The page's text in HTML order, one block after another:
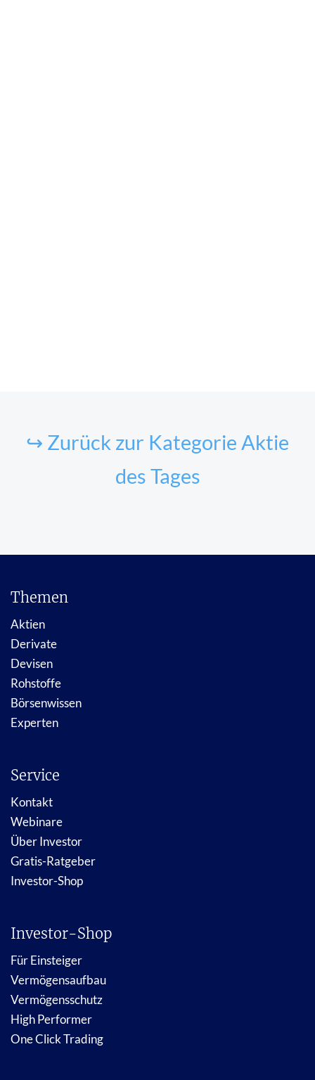
↪ Zurück zur Kategorie Aktie
des Tages
Themen
Aktien
Derivate
Devisen
Rohstoffe
Börsenwissen
Experten
Service
Kontakt
Webinare
Über Investor
Gratis-Ratgeber
Investor-Shop
Investor-Shop
Für Einsteiger
Vermögensaufbau
Vermögensschutz
High Performer
One Click Trading